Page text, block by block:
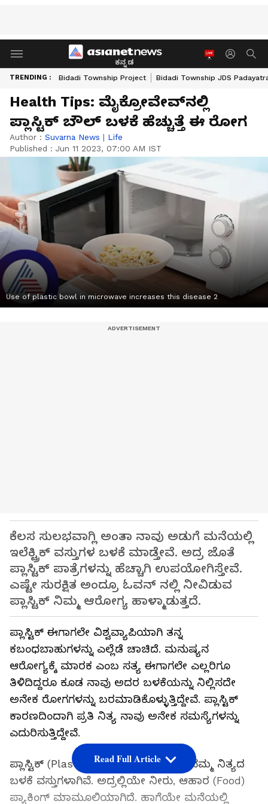
ಕನ್ನಡ
TRENDING : Bidadi Township Project Bidadi Township JDS
Health Tips: ಮೈಕ್ರೋವೇವ್‌ನಲ್ಲಿ
ಪ್ಲಾಸ್ಟಿಕ್ ಬೌಲ್ ಬಳಕೆ ಹೆಚ್ಚುತ್ತೆ ಈ ರೋಗ
Author : Suvarna News | Life
Published : Jun 11 2023, 07:00 AM IST
Use of plastic bowl in microwave increases this disease 2
ಕೆಲಸ ಸುಲಭವಾಗ್ಲಿ ಅಂತಾ ನಾವು ಅಡುಗೆ ಮನೆಯಲ್ಲಿ
ಇಲೆಕ್ಟ್ರಿಕ್ ವಸ್ತುಗಳ ಬಳಕೆ ಮಾಡ್ತೇವೆ. ಅದ್ರ ಜೊತೆ
ಪ್ಲಾಸ್ಟಿಕ್ ಪಾತ್ರೆಗಳನ್ನು ಹೆಚ್ಚಾಗಿ ಉಪಯೋಗಿಸ್ತೇವೆ.
ಎಷ್ಟೇ ಸುರಕ್ಷಿತ ಅಂದ್ರೂ ಓವನ್ ನಲ್ಲಿ ನೀವಿಡುವ
ಪ್ಲಾಸ್ಟಿಕ್ ನಿಮ್ಮ ಆರೋಗ್ಯ ಹಾಳ್ಮಾಡುತ್ತದೆ.
ಪ್ಲಾಸ್ಟಿಕ್ ಈಗಾಗಲೇ ವಿಶ್ವವ್ಯಾಪಿಯಾಗಿ ತನ್ನ
ಕಬಂಧಬಾಹುಗಳನ್ನು ಎಲ್ಲೆಡೆ ಚಾಚಿದೆ. ಮನುಷ್ಯನ
ಆರೋಗ್ಯಕ್ಕೆ ಮಾರಕ ಎಂಬ ಸತ್ಯ ಈಗಾಗಲೇ ಎಲ್ಲರಿಗೂ
ತಿಳಿದಿದ್ದರೂ ಕೂಡ ನಾವು ಅದರ ಬಳಕೆಯನ್ನು ನಿಲ್ಲಿಸದೇ
ಅನೇಕ ರೋಗಗಳನ್ನು ಬರಮಾಡಿಕೊಳ್ಳುತ್ತಿದ್ದೇವೆ. ಪ್ಲಾಸ್ಟಿಕ್
ಕಾರಣದಿಂದಾಗಿ ಪ್ರತಿ ನಿತ್ಯ ನಾವು ಅನೇಕ ಸಮಸ್ಯೆಗಳನ್ನು
ಎದುರಿಸುತ್ತಿದ್ದೇವೆ.
ಪ್ಲಾಸ್ಟಿಕ್ (Plastic) ಬಾಟಲಿ ಹಾಗೂ ಕವರ್ ನಮ್ಮ ನಿತ್ಯದ
ಬಳಕೆ ವಸ್ತುಗಳಾಗಿವೆ. ಅದ್ರಲ್ಲಿಯೇ ನೀರು, ಆಹಾರ (Food)
ಪ್ಯಾಕಿಂಗ್ ಮಾಮೂಲಿಯಾಗಿದೆ. ಹಾಗೆಯೇ ಮನೆಯಲ್ಲಿ
Read Full Article